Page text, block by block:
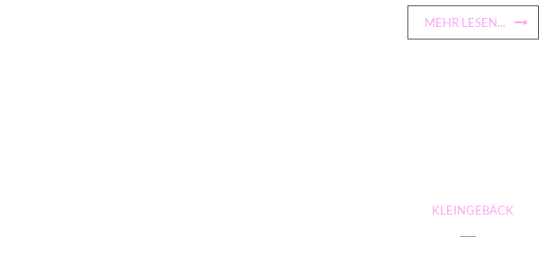
MEHR LESEN...
KLEINGEBÄCK